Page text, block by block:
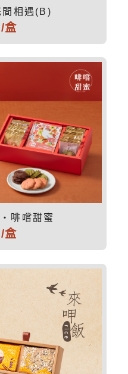
間相遇(B)
盒
啡嚐甜蜜
盒